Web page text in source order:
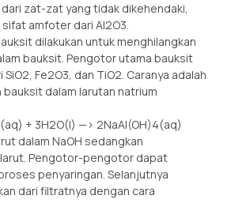
zat-zat yang tidak dikehendaki,
amfoter dari Al2O3.
dilakukan untuk menghilangkan
bauksit. Pengotor utama bauksit
Fe2O3, dan TiO2. Caranya adalah
dalam larutan natrium
+ 3H2O(l) —> 2NaAl(OH)4(aq)
dalam NaOH sedangkan
Pengotor-pengotor dapat
penyaringan. Selanjutnya
dari filtratnya dengan cara